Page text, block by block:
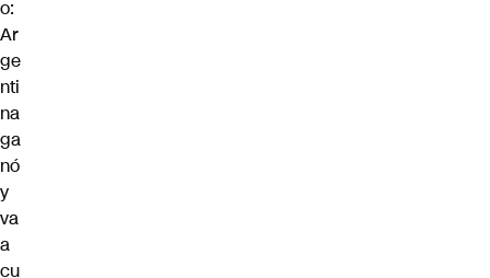
o:
Ar
ge
nti
na
ga
nó
y
va
a
cu